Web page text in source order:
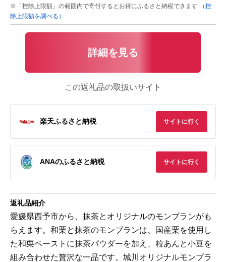
※「控除上限額」の範囲内で寄付するとお得にふるさと納税できます
（控
除上限額を調べる）
詳細を見る
この返礼品の取扱いサイト
楽天ふるさと納税 サイトに行く
ANAのふるさと納税 サイトに行く
返礼品紹介
愛媛県西予市から、抹茶とオリジナルのモンブランがも
らえます。和栗と抹茶のモンブランは、国産栗を使用し
た和栗ペーストに抹茶パウダーを加え、粒あんと小豆を
組み合わせた贅沢な一品です。城川オリジナルモンブラ